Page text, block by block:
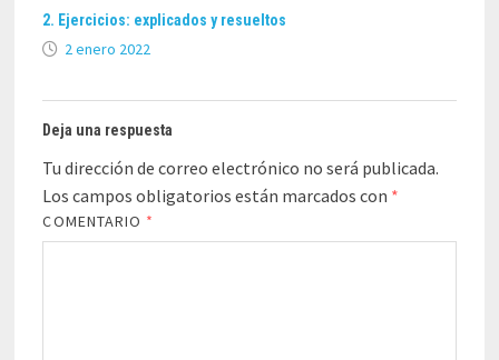
2. Ejercicios: explicados y resueltos
2 enero 2022
Deja una respuesta
Tu dirección de correo electrónico no será publicada.
Los campos obligatorios están marcados con *
COMENTARIO *